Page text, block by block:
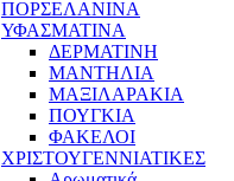
ΠΟΡΣΕΛΑΝΙΝΑ
ΥΦΑΣΜΑΤΙΝA
ΔΕΡΜΑΤΙΝΗ
ΜΑΝΤΗΛΙΑ
ΜΑΞΙΛΑΡΑΚΙΑ
ΠΟΥΓΚΙΑ
ΦΑΚΕΛΟΙ
ΧΡΙΣΤΟΥΓΕΝΝΙΑΤΙΚΕΣ